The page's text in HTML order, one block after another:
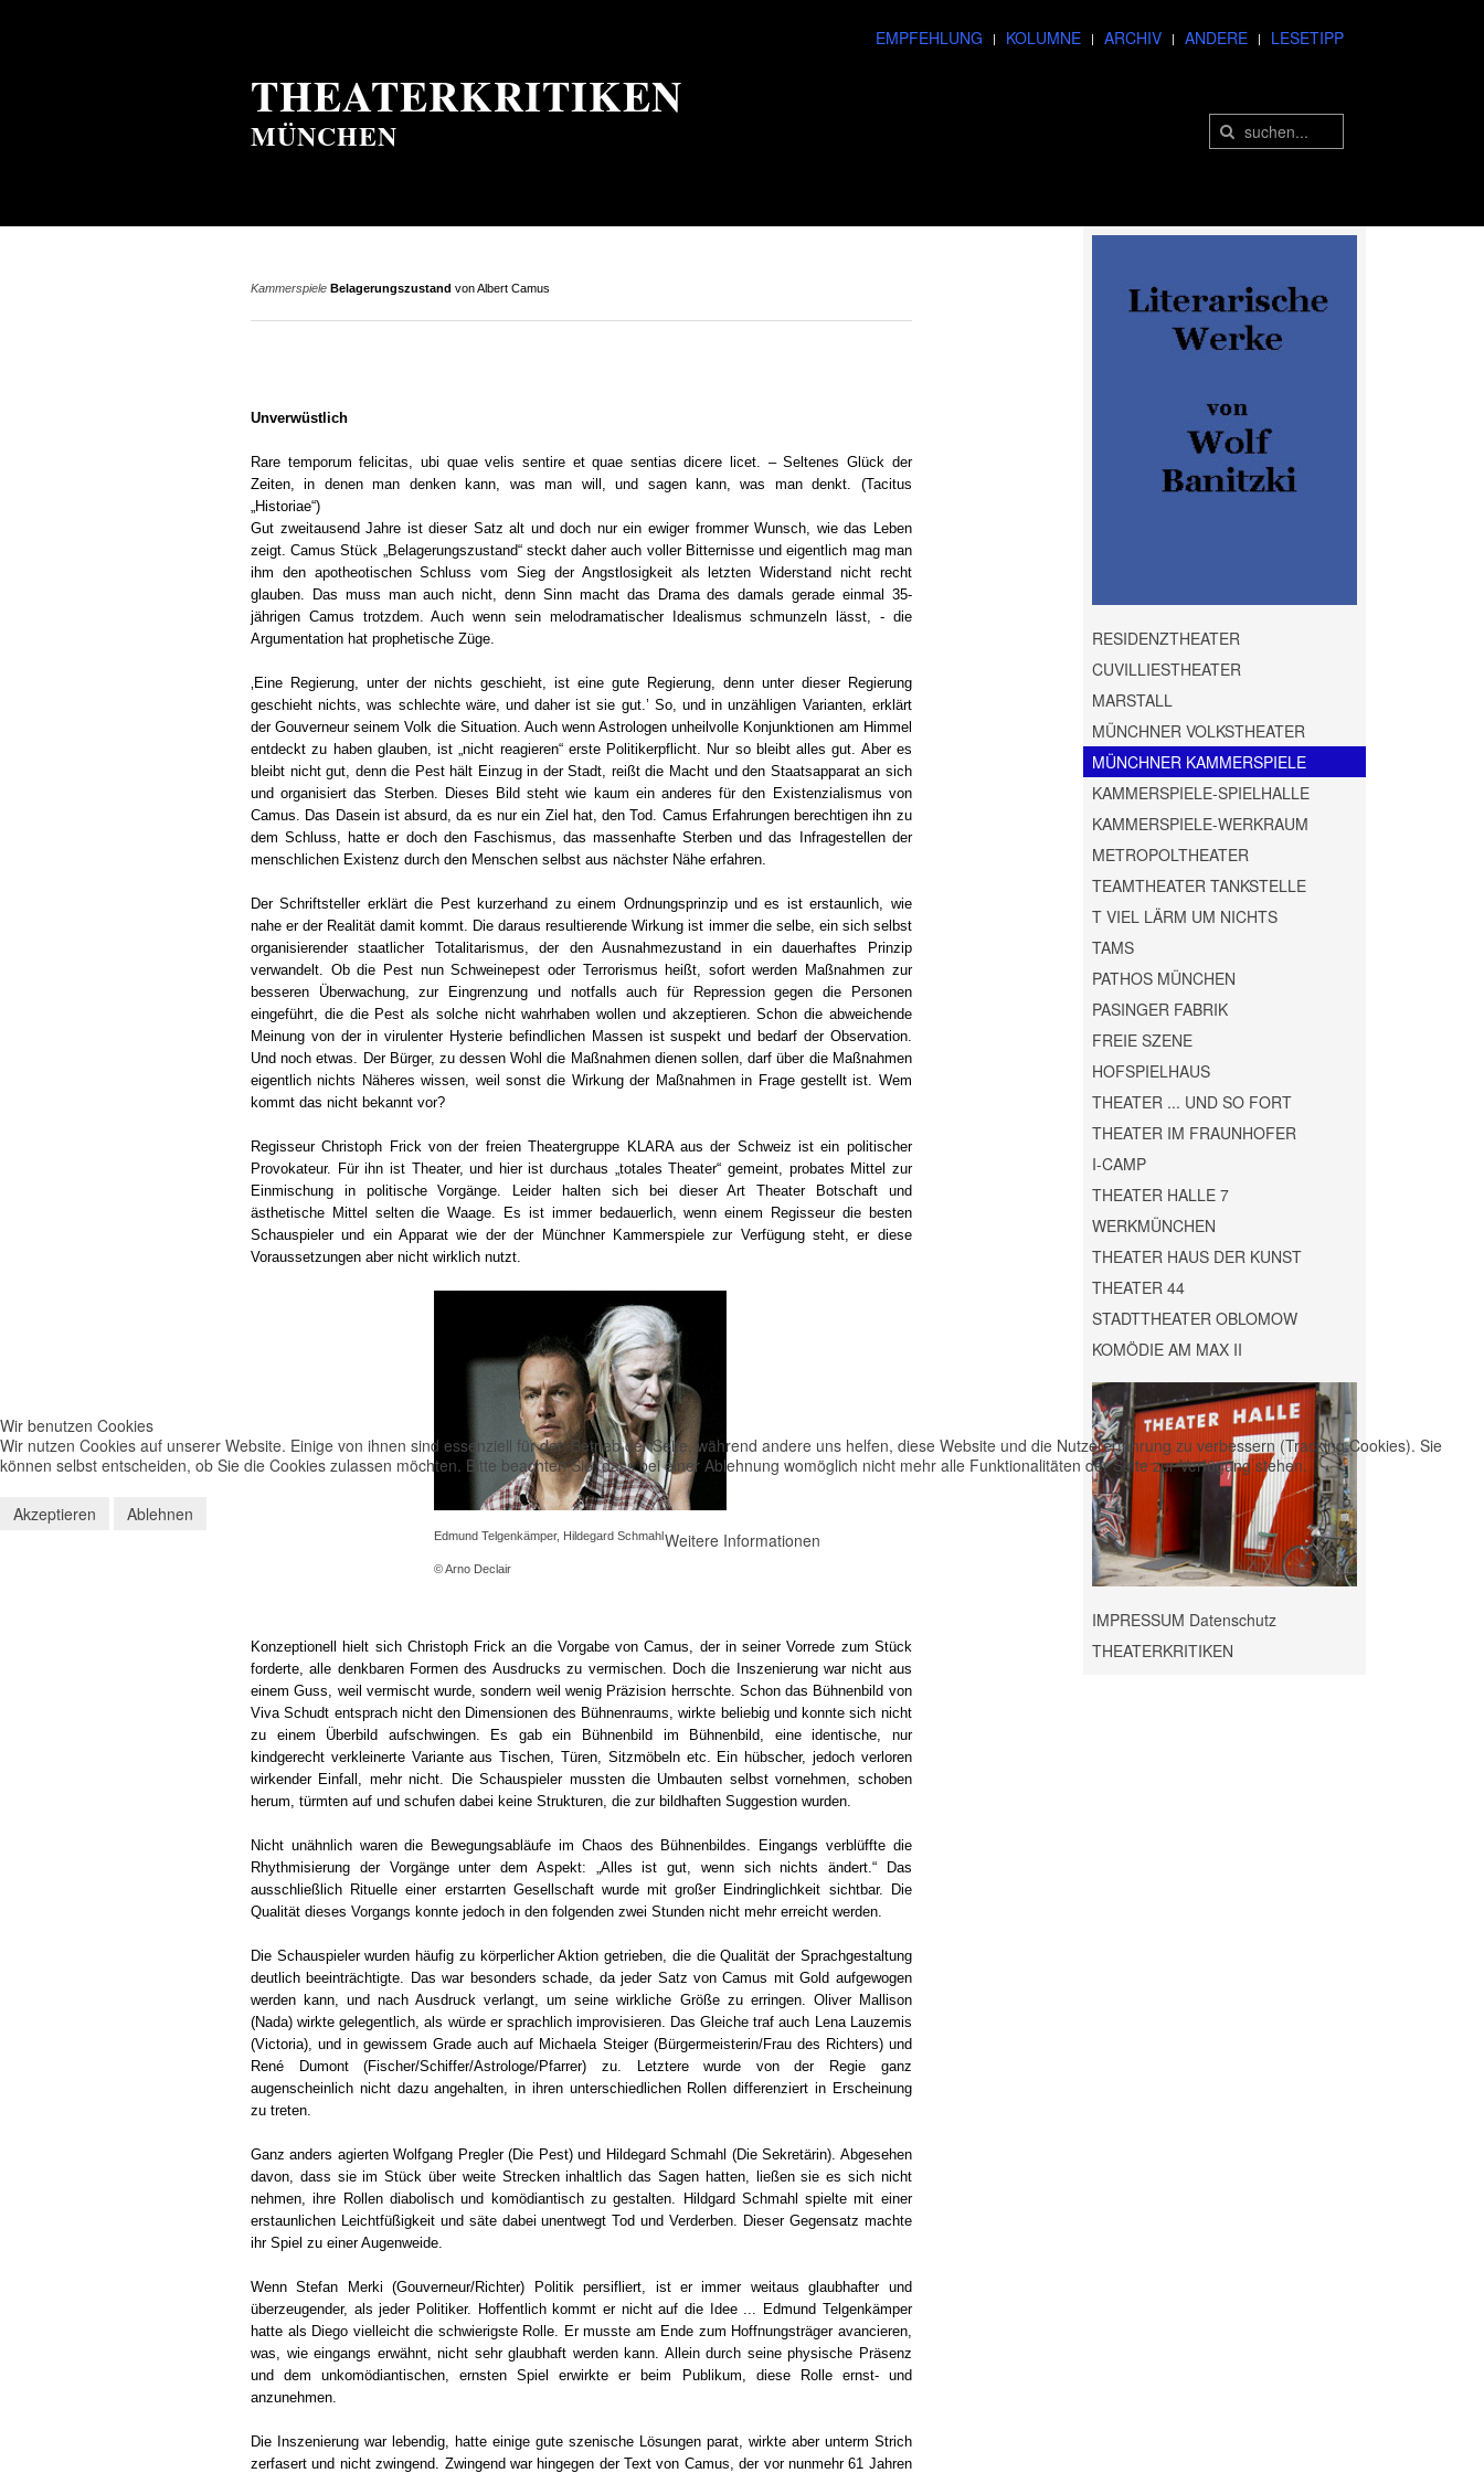
EMPFEHLUNG KOLUMNE ARCHIV ANDERE LESETIPP
THEATERKRITIKEN
MÜNCHEN
Kammerspiele Belagerungszustand von Albert Camus
Unverwüstlich
Rare temporum felicitas, ubi quae velis sentire et quae sentias dicere licet. – Seltenes Glück der
Zeiten, in denen man denken kann, was man will, und sagen kann, was man denkt. (Tacitus
„Historiae“)
Gut zweitausend Jahre ist dieser Satz alt und doch nur ein ewiger frommer Wunsch, wie das Leben
zeigt. Camus Stück „Belagerungszustand“ steckt daher auch voller Bitternisse und eigentlich mag man
ihm den apotheotischen Schluss vom Sieg der Angstlosigkeit als letzten Widerstand nicht recht
glauben. Das muss man auch nicht, denn Sinn macht das Drama des damals gerade einmal 35-
jährigen Camus trotzdem. Auch wenn sein melodramatischer Idealismus schmunzeln lässt, - die
Argumentation hat prophetische Züge.
‚Eine Regierung, unter der nichts geschieht, ist eine gute Regierung, denn unter dieser Regierung
geschieht nichts, was schlechte wäre, und daher ist sie gut.’ So, und in unzähligen Varianten, erklärt
der Gouverneur seinem Volk die Situation. Auch wenn Astrologen unheilvolle Konjunktionen am Himmel
entdeckt zu haben glauben, ist „nicht reagieren“ erste Politikerpflicht. Nur so bleibt alles gut. Aber es
bleibt nicht gut, denn die Pest hält Einzug in der Stadt, reißt die Macht und den Staatsapparat an sich
und organisiert das Sterben. Dieses Bild steht wie kaum ein anderes für den Existenzialismus von
Camus. Das Dasein ist absurd, da es nur ein Ziel hat, den Tod. Camus Erfahrungen berechtigen ihn zu
dem Schluss, hatte er doch den Faschismus, das massenhafte Sterben und das Infragestellen der
menschlichen Existenz durch den Menschen selbst aus nächster Nähe erfahren.
Der Schriftsteller erklärt die Pest kurzerhand zu einem Ordnungsprinzip und es ist erstaunlich, wie
nahe er der Realität damit kommt. Die daraus resultierende Wirkung ist immer die selbe, ein sich selbst
organisierender staatlicher Totalitarismus, der den Ausnahmezustand in ein dauerhaftes Prinzip
verwandelt. Ob die Pest nun Schweinepest oder Terrorismus heißt, sofort werden Maßnahmen zur
besseren Überwachung, zur Eingrenzung und notfalls auch für Repression gegen die Personen
eingeführt, die die Pest als solche nicht wahrhaben wollen und akzeptieren. Schon die abweichende
Meinung von der in virulenter Hysterie befindlichen Massen ist suspekt und bedarf der Observation.
Und noch etwas. Der Bürger, zu dessen Wohl die Maßnahmen dienen sollen, darf über die Maßnahmen
eigentlich nichts Näheres wissen, weil sonst die Wirkung der Maßnahmen in Frage gestellt ist. Wem
kommt das nicht bekannt vor?
Regisseur Christoph Frick von der freien Theatergruppe KLARA aus der Schweiz ist ein politischer
Provokateur. Für ihn ist Theater, und hier ist durchaus „totales Theater“ gemeint, probates Mittel zur
Einmischung in politische Vorgänge. Leider halten sich bei dieser Art Theater Botschaft und
ästhetische Mittel selten die Waage. Es ist immer bedauerlich, wenn einem Regisseur die besten
Schauspieler und ein Apparat wie der der Münchner Kammerspiele zur Verfügung steht, er diese
Voraussetzungen aber nicht wirklich nutzt.
Edmund Telgenkämper, Hildegard Schmahl
© Arno Declair
Konzeptionell hielt sich Christoph Frick an die Vorgabe von Camus, der in seiner Vorrede zum Stück
forderte, alle denkbaren Formen des Ausdrucks zu vermischen. Doch die Inszenierung war nicht aus
einem Guss, weil vermischt wurde, sondern weil wenig Präzision herrschte. Schon das Bühnenbild von
Viva Schudt entsprach nicht den Dimensionen des Bühnenraums, wirkte beliebig und konnte sich nicht
zu einem Überbild aufschwingen. Es gab ein Bühnenbild im Bühnenbild, eine identische, nur
kindgerecht verkleinerte Variante aus Tischen, Türen, Sitzmöbeln etc. Ein hübscher, jedoch verloren
wirkender Einfall, mehr nicht. Die Schauspieler mussten die Umbauten selbst vornehmen, schoben
herum, türmten auf und schufen dabei keine Strukturen, die zur bildhaften Suggestion wurden.
Nicht unähnlich waren die Bewegungsabläufe im Chaos des Bühnenbildes. Eingangs verblüffte die
Rhythmisierung der Vorgänge unter dem Aspekt: „Alles ist gut, wenn sich nichts ändert.“ Das
ausschließlich Rituelle einer erstarrten Gesellschaft wurde mit großer Eindringlichkeit sichtbar. Die
Qualität dieses Vorgangs konnte jedoch in den folgenden zwei Stunden nicht mehr erreicht werden.
Die Schauspieler wurden häufig zu körperlicher Aktion getrieben, die die Qualität der Sprachgestaltung
deutlich beeinträchtigte. Das war besonders schade, da jeder Satz von Camus mit Gold aufgewogen
werden kann, und nach Ausdruck verlangt, um seine wirkliche Größe zu erringen. Oliver Mallison
(Nada) wirkte gelegentlich, als würde er sprachlich improvisieren. Das Gleiche traf auch Lena Lauzemis
(Victoria), und in gewissem Grade auch auf Michaela Steiger (Bürgermeisterin/Frau des Richters) und
René Dumont (Fischer/Schiffer/Astrologe/Pfarrer) zu. Letztere wurde von der Regie ganz
augenscheinlich nicht dazu angehalten, in ihren unterschiedlichen Rollen differenziert in Erscheinung
zu treten.
Ganz anders agierten Wolfgang Pregler (Die Pest) und Hildegard Schmahl (Die Sekretärin). Abgesehen
davon, dass sie im Stück über weite Strecken inhaltlich das Sagen hatten, ließen sie es sich nicht
nehmen, ihre Rollen diabolisch und komödiantisch zu gestalten. Hildgard Schmahl spielte mit einer
erstaunlichen Leichtfüßigkeit und säte dabei unentwegt Tod und Verderben. Dieser Gegensatz machte
ihr Spiel zu einer Augenweide.
Wenn Stefan Merki (Gouverneur/Richter) Politik persifliert, ist er immer weitaus glaubhafter und
überzeugender, als jeder Politiker. Hoffentlich kommt er nicht auf die Idee ... Edmund Telgenkämper
hatte als Diego vielleicht die schwierigste Rolle. Er musste am Ende zum Hoffnungsträger avancieren,
was, wie eingangs erwähnt, nicht sehr glaubhaft werden kann. Allein durch seine physische Präsenz
und dem unkomödiantischen, ernsten Spiel erwirkte er beim Publikum, diese Rolle ernst- und
anzunehmen.
Die Inszenierung war lebendig, hatte einige gute szenische Lösungen parat, wirkte aber unterm Strich
zerfasert und nicht zwingend. Zwingend war hingegen der Text von Camus, der vor nunmehr 61 Jahren
RESIDENZTHEATER
CUVILLIESTHEATER
MARSTALL
MÜNCHNER VOLKSTHEATER
MÜNCHNER KAMMERSPIELE
KAMMERSPIELE-SPIELHALLE
KAMMERSPIELE-WERKRAUM
METROPOLTHEATER
TEAMTHEATER TANKSTELLE
T VIEL LÄRM UM NICHTS
TAMS
PATHOS MÜNCHEN
PASINGER FABRIK
FREIE SZENE
HOFSPIELHAUS
THEATER ... UND SO FORT
THEATER IM FRAUNHOFER
I-CAMP
THEATER HALLE 7
WERKMÜNCHEN
THEATER HAUS DER KUNST
THEATER 44
STADTTHEATER OBLOMOW
KOMÖDIE AM MAX II
IMPRESSUM Datenschutz
THEATERKRITIKEN
Wir benutzen Cookies
Wir nutzen Cookies auf unserer Website. Einige von ihnen sind essenziell für den Betrieb der Seite, während andere uns helfen, diese Website und die Nutzererfahrung zu verbessern (Tracking Cookies). Sie
können selbst entscheiden, ob Sie die Cookies zulassen möchten. Bitte beachten Sie, dass bei einer Ablehnung womöglich nicht mehr alle Funktionalitäten der Seite zur Verfügung stehen.
Akzeptieren
Ablehnen
Weitere Informationen